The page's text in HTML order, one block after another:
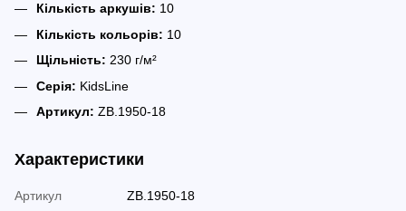
Кількість аркушів: 10
Кількість кольорів: 10
Щільність: 230 г/м²
Серія: KidsLine
Артикул: ZB.1950-18
Характеристики
Артикул
ZB.1950-18